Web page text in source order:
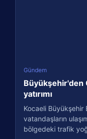
Gündem
Büyükşehir'den
yatırımı
Kocaeli
vatandaşların
bölgedeki trafik